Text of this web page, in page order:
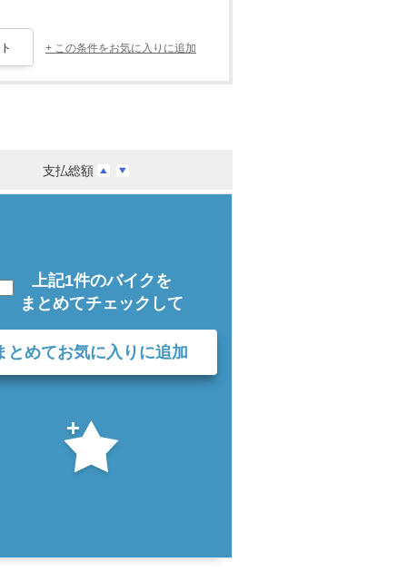
+ この条件をお気に入りに追加
支払総額
上記1件のバイクを
まとめてチェックして
とめてお気に入りに追加